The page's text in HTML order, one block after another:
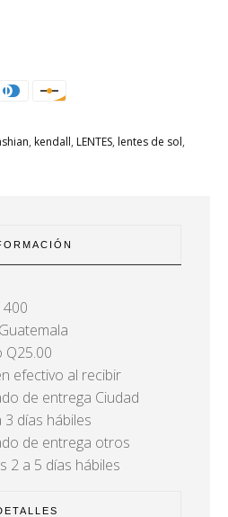
, kendall, LENTES, lentes de sol,
Q25.00
efectivo al recibir
de entrega Ciudad
días hábiles
de entrega otros
2 a 5 días hábiles